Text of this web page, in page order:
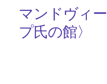
マンドヴィ
プ氏の館〉